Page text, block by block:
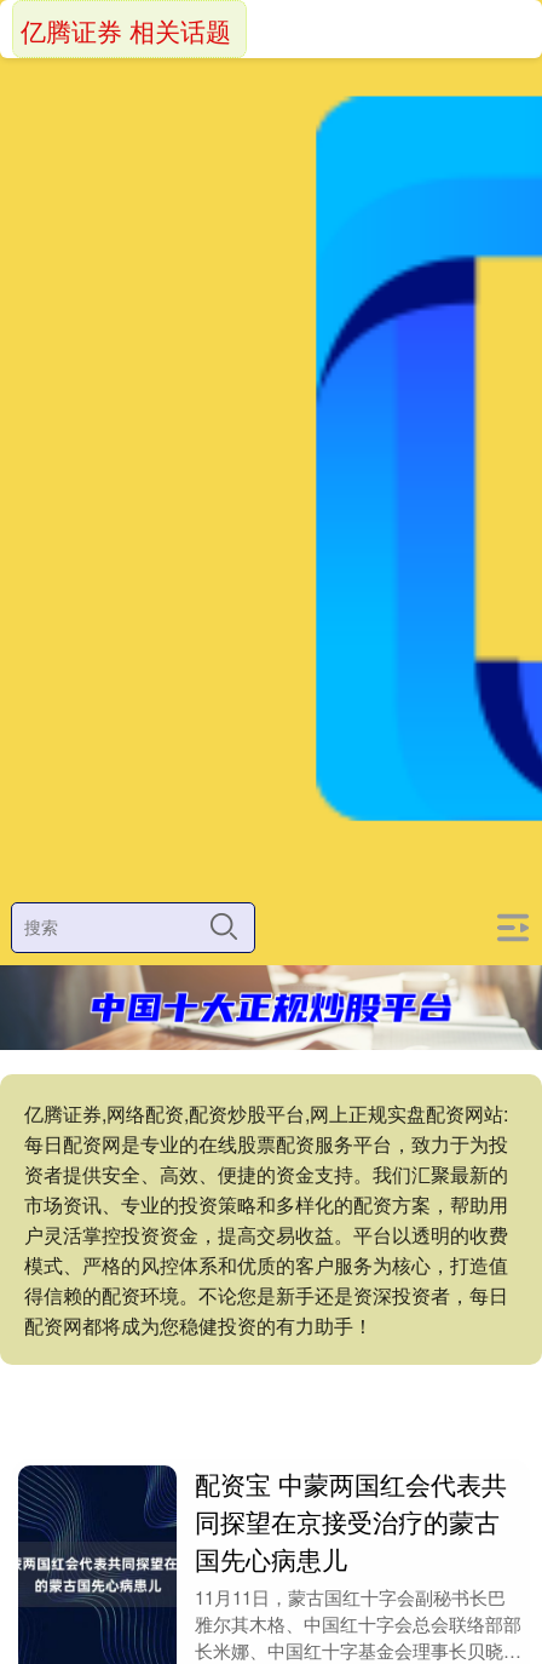
亿腾证券,网络配资,配资炒股平台,网上正规实盘配资网站:
每日配资网是专业的在线股票配资服务平台，致力于为投
资者提供安全、高效、便捷的资金支持。我们汇聚最新的
市场资讯、专业的投资策略和多样化的配资方案，帮助用
户灵活掌控投资资金，提高交易收益。平台以透明的收费
模式、严格的风控体系和优质的客户服务为核心，打造值
得信赖的配资环境。不论您是新手还是资深投资者，每日
配资网都将成为您稳健投资的有力助手！
亿腾证券 相关话题
配资宝 中蒙两国红会代表共
同探望在京接受治疗的蒙古
国先心病患儿
11月11日，蒙古国红十字会副秘书长巴
雅尔其木格、中国红十字会总会联络部部
长米娜、中国红十字基金会理事长贝晓超